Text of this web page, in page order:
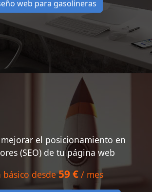
web para gasolineras
mejorar el posicionamiento en
(SEO) de tu página web
básico desde59 €/ mes